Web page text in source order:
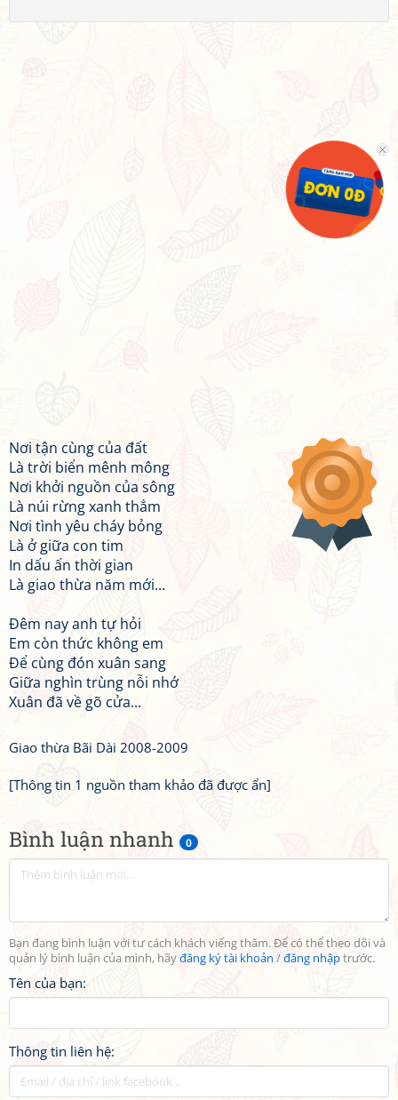
Bình luận nhanh 0
Bạn đang bình luận với tư cách khách viếng thăm. Để có thể theo dõi và
quản lý bình luận của mình, hãyđăng ký tài khoản /đăng nhậptrước.
Tên của bạn:
Thông tin liên hệ:
Nơi tận cùng của đất
Là trời biển mênh mông
Nơi khởi nguồn của sông
Là núi rừng xanh thẳm
Nơi tình yêu cháy bỏng
Là ở giữa con tim
In dấu ấn thời gian
Là giao thừa năm mới...
Đêm nay anh tự hỏi
Em còn thức không em
Để cùng đón xuân sang
Giữa nghìn trùng nỗi nhớ
Xuân đã về gõ cửa...
Giao thừa Bãi Dài 2008-2009
[Thông tin 1 nguồn tham khảo đã được ẩn]